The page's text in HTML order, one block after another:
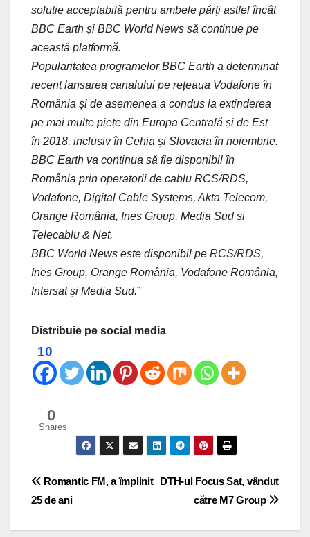
soluție acceptabilă pentru ambele părți astfel încât
BBC Earth și BBC World News să continue pe
această platformă.
Popularitatea programelor BBC Earth a determinat
recent lansarea canalului pe rețeaua Vodafone în
România și de asemenea a condus la extinderea
pe mai multe piețe din Europa Centrală și de Est
în 2018, inclusiv în Cehia și Slovacia în noiembrie.
BBC Earth va continua să fie disponibil în
România prin operatorii de cablu RCS/RDS,
Vodafone, Digital Cable Systems, Akta Telecom,
Orange România, Ines Group, Media Sud și
Telecablu & Net.
BBC World News este disponibil pe RCS/RDS,
Ines Group, Orange România, Vodafone România,
Intersat și Media Sud.”
Distribuie pe social media
10
0
Shares
Post
DTH-ul Focus Sat, vândut
către M7 Group
Romantic FM, a împlinit
25 de ani